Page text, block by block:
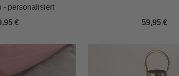
- personalisiert
€
59,95 €